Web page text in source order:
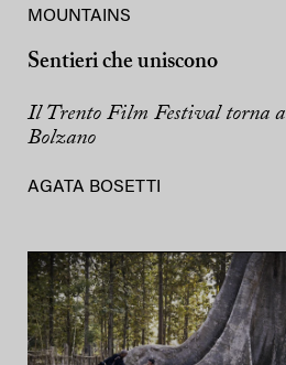
MOUNTAINS
Sentieri che uniscono
Il Trento Film Festival torna a
Bolzano
AGATA BOSETTI